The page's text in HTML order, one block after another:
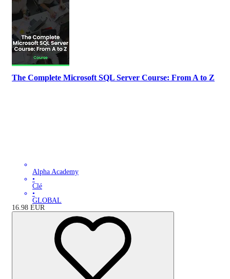
The Complete Microsoft SQL Server Course: From A to Z
Alpha Academy
•
Clé
•
GLOBAL
16.98 EUR